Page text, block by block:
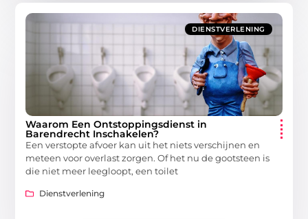
DIENSTVERLENING
Waarom Een Ontstoppingsdienst in
Barendrecht Inschakelen?
Een verstopte afvoer kan uit het niets verschijnen en
meteen voor overlast zorgen. Of het nu de gootsteen is
die niet meer leegloopt, een toilet
Dienstverlening